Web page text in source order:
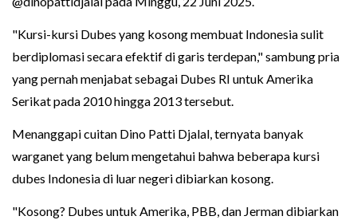
"Kursi-kursi Dubes yang kosong membuat Indonesia sulit
berdiplomasi secara efektif di garis terdepan," sambung pria
yang pernah menjabat sebagai Dubes RI untuk Amerika
Serikat pada 2010 hingga 2013 tersebut.
Menanggapi cuitan Dino Patti Djalal, ternyata banyak
warganet yang belum mengetahui bahwa beberapa kursi
dubes Indonesia di luar negeri dibiarkan kosong.
"Kosong? Dubes untuk Amerika, PBB, dan Jerman dibiarkan